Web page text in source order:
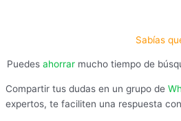
Sabías
Puedes ahorrar mucho tiempo de
Compartir tus dudas en un grupo de
expertos, te faciliten una respuesta